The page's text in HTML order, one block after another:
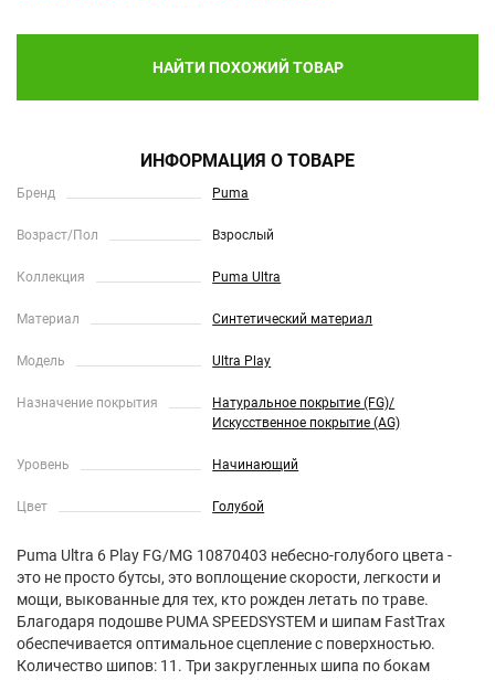
НАЙТИ ПОХОЖИЙ ТОВАР
ИНФОРМАЦИЯ О ТОВАРЕ
Бренд Puma
Возраст/Пол Взрослый
Коллекция Puma Ultra
Материал Синтетический материал
Модель Ultra Play
Назначение покрытия
Натуральное покрытие (FG)/
Искусственное покрытие (AG)
Уровень Начинающий
Цвет Голубой
Puma Ultra 6 Play FG/MG 10870403 небесно-голубого цвета -
это не просто бутсы, это воплощение скорости, легкости и
мощи, выкованные для тех, кто рожден летать по траве.
Благодаря подошве PUMA SPEEDSYSTEM и шипам FastTrax
обеспечивается оптимальное сцепление с поверхностью.
Количество шипов: 11. Три закругленных шипа по бокам